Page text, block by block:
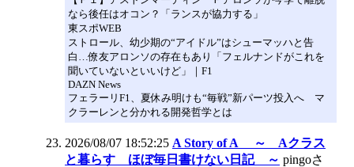
なら後任はオコン？「ランスが協力する」
東スポWEB
ストロール、幼少期の“アイドル”はシューマッハと告
白…僚友アロンソの存在もあり「フェルナンドがこれを
聞いていないといいけど」｜F1
DAZN News
フェラーリF1、夏休み明けも“毎戦”新パーツ投入へ マ
クラーレンと分かれる開発哲学とは
2026/08/07 18:52:25 A Story of A ～ Aクラス
と暮らす ほぼ毎日書けない日記 ～ pingoさ